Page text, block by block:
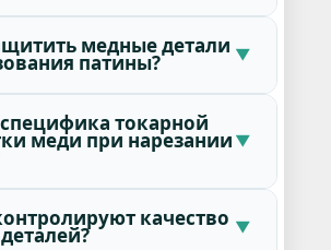
медные детали
патины?
токарной
меди при нарезании
качество